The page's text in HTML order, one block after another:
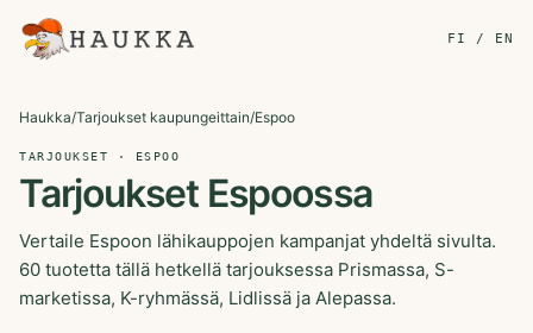
FI / EN
Haukka/Tarjoukset kaupungeittain/Espoo
TARJOUKSET · ESPOO
Tarjoukset Espoossa
Vertaile Espoon lähikauppojen kampanjat yhdeltä sivulta.
60 tuotetta tällä hetkellä tarjouksessa Prismassa, S-
marketissa, K-ryhmässä, Lidlissä ja Alepassa.